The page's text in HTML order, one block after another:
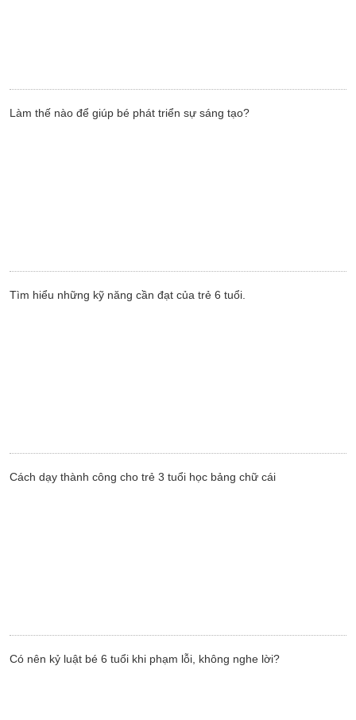
Làm thế nào để giúp bé phát triển sự sáng tạo?
Tìm hiểu những kỹ năng cần đạt của trẻ 6 tuổi.
Cách dạy thành công cho trẻ 3 tuổi học bảng chữ cái
Có nên kỷ luật bé 6 tuổi khi phạm lỗi, không nghe lời?